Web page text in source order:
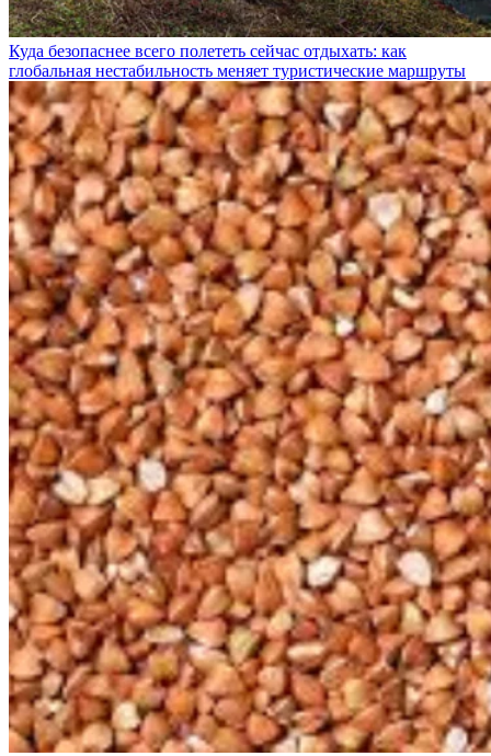
Куда безопаснее всего полететь сейчас отдыхать: как
глобальная нестабильность меняет туристические маршруты